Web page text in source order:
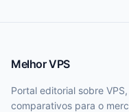
Melhor VPS
Portal editorial sobre
comparativos para o